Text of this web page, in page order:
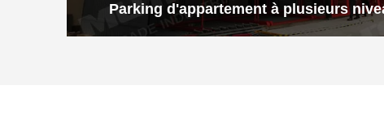
Parking d'appartement à plusieurs